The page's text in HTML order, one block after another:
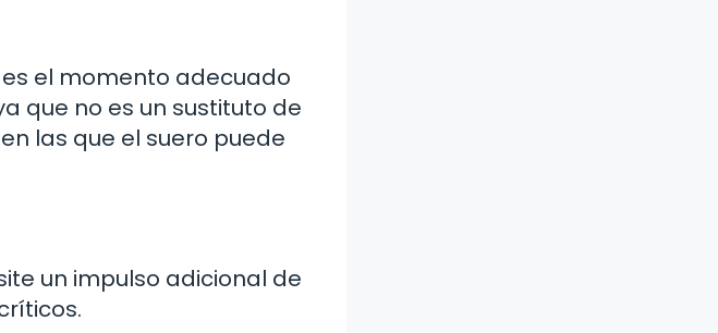
el momento adecuado
que no es un sustituto de
las que el suero puede
un impulso adicional de